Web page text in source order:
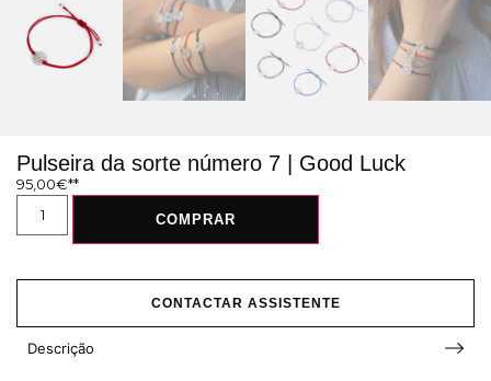
Pulseira da sorte número 7 | Good Luck
95,00€
COMPRAR
CONTACTAR ASSISTENTE
Descrição